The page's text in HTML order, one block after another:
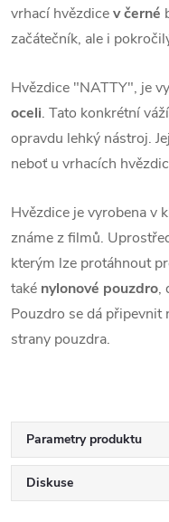
vrhací hvězdicev černé
začátečník, ale i
Hvězdice "NATTY", je
oceli. Tato konkrétní
opravdu lehký nástroj.
neboť u vrhacích
Hvězdice je vyrobena v
známe z filmů.
kterým lze protáhnout
také nylonové pouzdro,
Pouzdro se dá připevnit
strany pouzdra.
Parametry produktu
Diskuse